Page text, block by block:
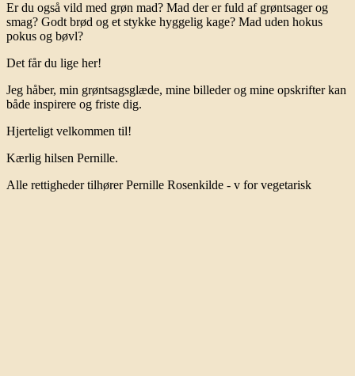
Er du også vild med grøn mad? Mad der er fuld af grøntsager og
smag? Godt brød og et stykke hyggelig kage? Mad uden hokus
pokus og bøvl?
Det får du lige her!
Jeg håber, min grøntsagsglæde, mine billeder og mine opskrifter kan
både inspirere og friste dig.
Hjerteligt velkommen til!
Kærlig hilsen Pernille.
Alle rettigheder tilhører Pernille Rosenkilde - v for vegetarisk